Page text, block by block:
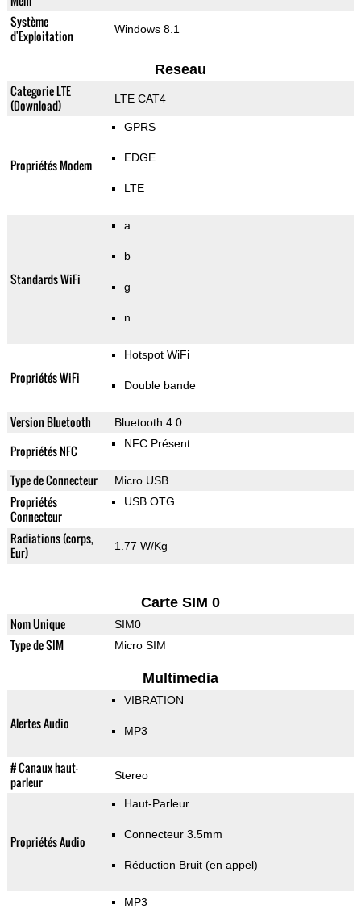
Système
d'Exploitation
Windows 8.1
Reseau
Categorie LTE
(Download)
LTE CAT4
Propriétés Modem
GPRS
EDGE
LTE
Standards WiFi
a
b
g
n
Propriétés WiFi
Hotspot WiFi
Double bande
Version Bluetooth Bluetooth 4.0
Propriétés NFC NFC Présent
Type de Connecteur Micro USB
Propriétés
Connecteur
USB OTG
Radiations (corps,
Eur)
1.77 W/Kg
Carte SIM 0
Nom Unique SIM0
Type de SIM Micro SIM
Multimedia
Alertes Audio
VIBRATION
MP3
# Canaux haut-
parleur
Stereo
Propriétés Audio
Haut-Parleur
Connecteur 3.5mm
Réduction Bruit (en appel)
MP3